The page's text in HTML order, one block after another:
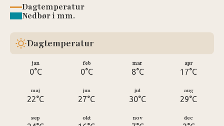
Dagtemperatur
Nedbør i mm.
Dagtemperatur
jan
0°C
feb
0°C
mar
8°C
apr
17°C
maj
22°C
jun
27°C
jul
30°C
aug
29°C
sep okt nov dec